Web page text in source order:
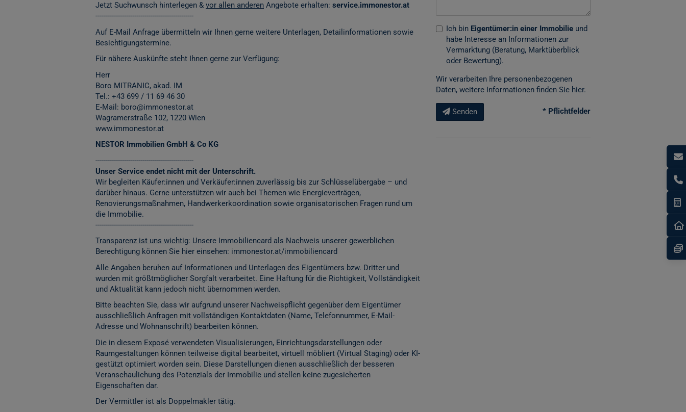
Jetzt Suchwunsch hinterlegen & vor allen anderen Angebote erhalten: service.immonestor.at
------------------------------------------------
Auf E-Mail Anfrage übermitteln wir Ihnen gerne weitere Unterlagen, Detailinformationen sowie
Besichtigungstermine.
Für nähere Auskünfte steht Ihnen gerne zur Verfügung:
Herr
Boro MITRANIC, akad. IM
Tel.: +43 699 / 11 69 46 30
E-Mail: boro@immonestor.at
Wagramerstraße 102, 1220 Wien
www.immonestor.at
NESTOR Immobilien GmbH & Co KG
------------------------------------------------
Unser Service endet nicht mit der Unterschrift.
Wir begleiten Käufer:innen und Verkäufer:innen zuverlässig bis zur Schlüsselübergabe – und
darüber hinaus. Gerne unterstützen wir auch bei Themen wie Energieverträgen,
Renovierungsmaßnahmen, Handwerkerkoordination sowie organisatorischen Fragen rund um
die Immobilie.
------------------------------------------------
Transparenz ist uns wichtig: Unsere Immobiliencard als Nachweis unserer gewerblichen
Berechtigung können Sie hier einsehen: immonestor.at/immobiliencard
Alle Angaben beruhen auf Informationen und Unterlagen des Eigentümers bzw. Dritter und
wurden mit größtmöglicher Sorgfalt verarbeitet. Eine Haftung für die Richtigkeit, Vollständigkeit
und Aktualität kann jedoch nicht übernommen werden.
Bitte beachten Sie, dass wir aufgrund unserer Nachweispflicht gegenüber dem Eigentümer
ausschließlich Anfragen mit vollständigen Kontaktdaten (Name, Telefonnummer, E-Mail-
Adresse und Wohnanschrift) bearbeiten können.
Die in diesem Exposé verwendeten Visualisierungen, Einrichtungsdarstellungen oder
Raumgestaltungen können teilweise digital bearbeitet, virtuell möbliert (Virtual Staging) oder KI-
gestützt optimiert worden sein. Diese Darstellungen dienen ausschließlich der besseren
Veranschaulichung des Potenzials der Immobilie und stellen keine zugesicherten
Eigenschaften dar.
Der Vermittler ist als Doppelmakler tätig.
Ich bin Eigentümer:in einer Immobilieund
habe Interesse an Informationen zur
Vermarktung (Beratung, Marktüberblick
oder Bewertung).
Wir verarbeiten Ihre personenbezogenen
Daten, weitere Informationen finden Sie hier.
Senden * Pflichtfelder